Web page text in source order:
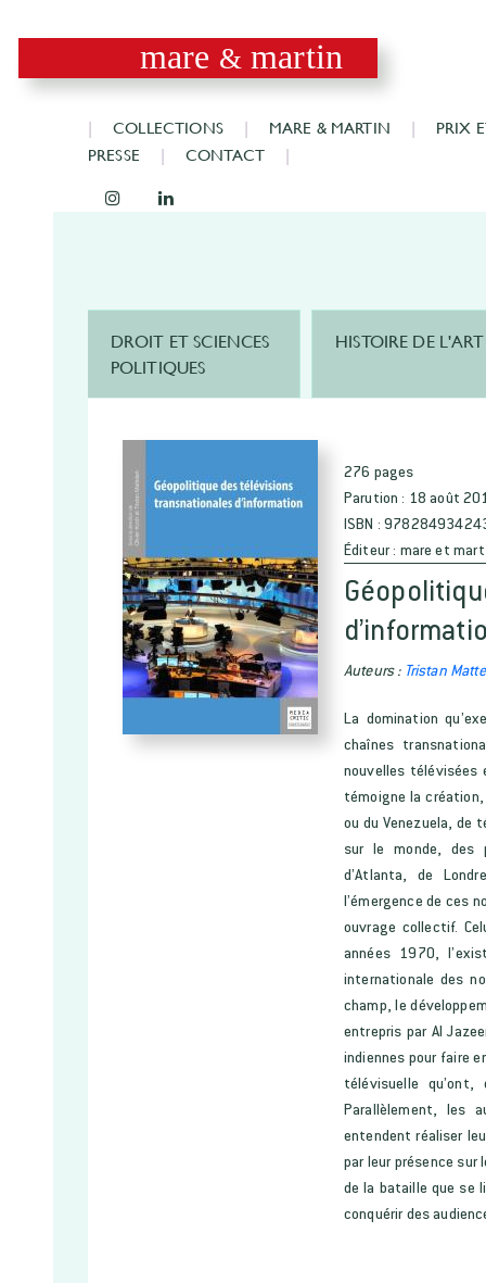
mare & martin
COLLECTIONS MARE & MARTIN
PRIX
PRESSE
CONTACT
DROIT ET SCIENCES
POLITIQUES
HISTOIRE DE L'ART
276 pages
Parution : 18 août
ISBN :
Éditeur : mare et
Auteurs : Tristan
La domination
chaînes
nouvelles télévisées
témoigne la
ou du Venezuela, de
sur le monde, des
d’Atlanta, de
l’émergence de ces
ouvrage collectif.
années 1970,
internationale des
champ, le
entrepris par Al
indiennes pour faire
télévisuelle
Parallèlement, les
entendent réaliser
par leur présence sur
de la bataille que se
conquérir des